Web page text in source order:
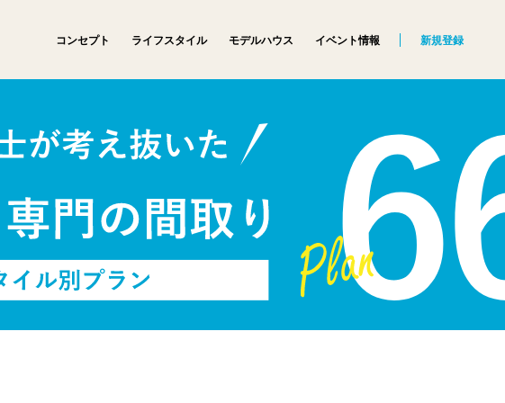
コンセプト ライフスタイル モデルハウス イベント情報 新規登録